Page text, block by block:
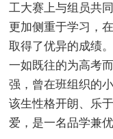
工大赛上与组员共
更加侧重于学习，
取得了优异的成绩
一如既往的为高考
强，曾在班组织的
该生性格开朗、乐
爱，是一名品学兼